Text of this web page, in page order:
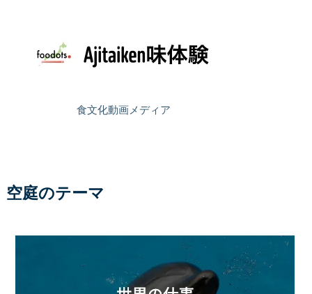
食文化動画メディア
空庭のテーマ